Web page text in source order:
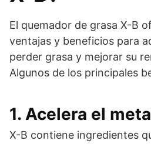
El quemador de grasa X-B
ventajas y beneficios para
perder grasa y mejorar su
Algunos de los principales
1. Acelera el
X-B contiene ingredientes